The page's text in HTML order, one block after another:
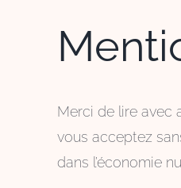
Merci de lire avec
vous acceptez
dans l’économie